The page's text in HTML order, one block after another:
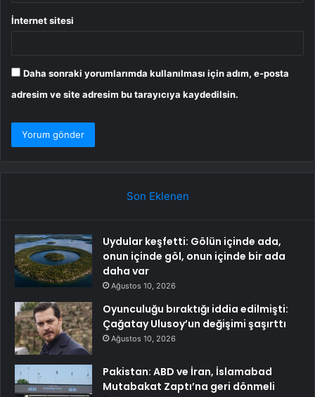
İnternet sitesi
Daha sonraki yorumlarımda kullanılması için adım, e-posta
adresim ve site adresim bu tarayıcıya kaydedilsin.
Son Eklenen
Uydular keşfetti: Gölün içinde ada,
onun içinde göl, onun içinde bir ada
daha var
Ağustos 10, 2026
Oyunculuğu bıraktığı iddia edilmişti:
Çağatay Ulusoy’un değişimi şaşırttı
Ağustos 10, 2026
Pakistan: ABD ve İran, İslamabad
Mutabakat Zaptı’na geri dönmeli